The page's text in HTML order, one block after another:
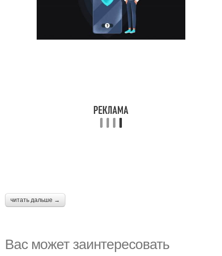
читать дальше →
Вас может заинтересовать